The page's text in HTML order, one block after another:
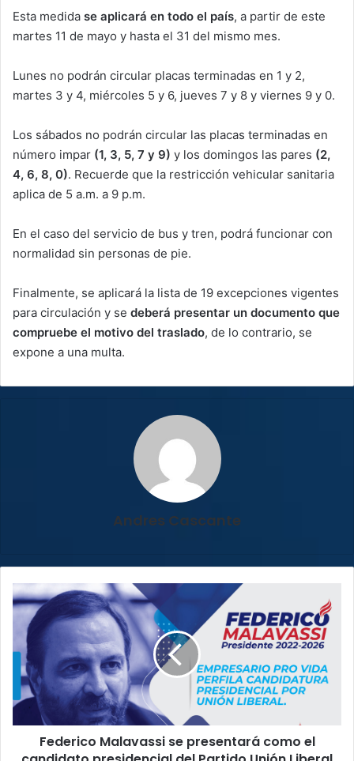
Esta medida se aplicará en todo el país, a partir de este
martes 11 de mayo y hasta el 31 del mismo mes.
Lunes no podrán circular placas terminadas en 1 y 2,
martes 3 y 4, miércoles 5 y 6, jueves 7 y 8 y viernes 9 y 0.
Los sábados no podrán circular las placas terminadas en
número impar (1, 3, 5, 7 y 9) y los domingos las pares (2,
4, 6, 8, 0). Recuerde que la restricción vehicular sanitaria
aplica de 5 a.m. a 9 p.m.
En el caso del servicio de bus y tren, podrá funcionar con
normalidad sin personas de pie.
Finalmente, se aplicará la lista de 19 excepciones vigentes
para circulación y se deberá presentar un documento que
compruebe el motivo del traslado, de lo contrario, se
expone a una multa.
Andres Cascante
Federico
Malavassi
presentará
como
candidato
presidencial
del
Partido
Unión
Federico Malavassi se presentará como el